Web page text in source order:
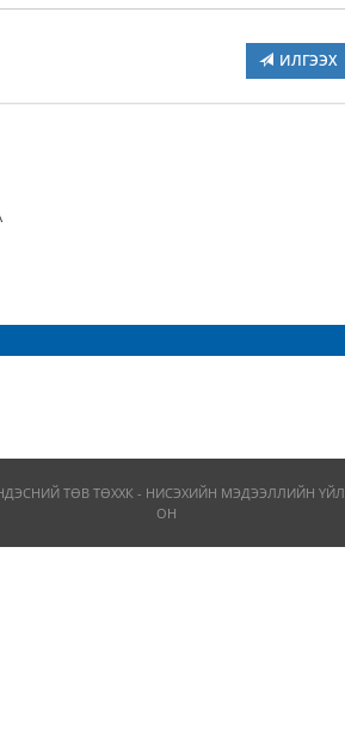
ИЛГЭЭХ
ТӨВ ТӨХХК - НИСЭХИЙН МЭДЭЭЛЛИЙН
ОН